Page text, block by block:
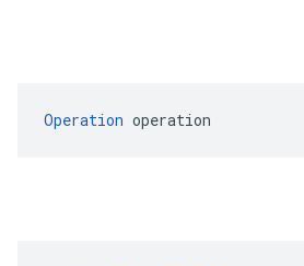
Operation operation